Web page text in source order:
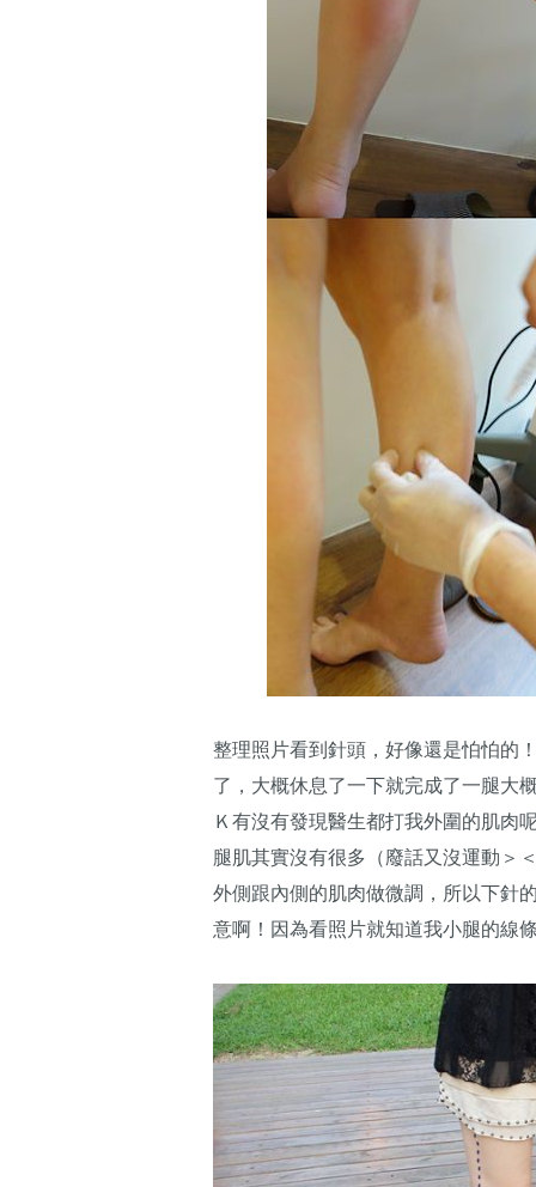
整理照片看到針頭，好像還是怕怕的
了，大概休息了一下就完成了一腿大
Ｋ有沒有發現醫生都打我外圍的肌肉
腿肌其實沒有很多（廢話又沒運動＞
外側跟內側的肌肉做微調，所以下針
意啊！因為看照片就知道我小腿的線